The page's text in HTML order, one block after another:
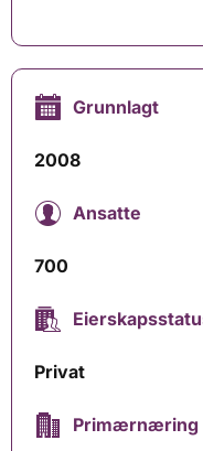
Grunnlagt
2008
Ansatte
700
Privat
Primærnæring